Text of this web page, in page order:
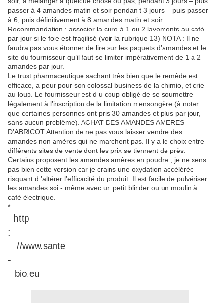
passer à 4 amandes matin et soir pendan t 3 jours – puis passer
à 6, puis définitivement à 8 amandes matin et soir .
Recommandation : associer la cure à 1 ou 2 lavements au café
par jour si le foie est fragilisé (voir la rubrique 13) NOTA : Il ne
faudra pas vous étonner de lire sur les paquets d’amandes et le
site du fournisseur qu’il faut se limiter impérativement de 1 à 2
amandes par jour.
Le trust pharmaceutique sachant très bien que le remède est
efficace, a peur pour son colossal business de la chimio, et crie
au loup. Le fournisseur est d u coup obligé de se soumettre
légalement à l’inscription de la limitation mensongère (à noter
que certaines personnes ont pris 30 amandes et plus par jour,
sans aucun problème). ACHAT DES AMANDES AMERES
D’ABRICOT Attention de ne pas vous laisser vendre des
amandes non amères qui ne marchent pas. Il y a le choix entre
différents sites de vente dont les prix se tiennent de près.
Certains proposent les amandes amères en poudre ; je ne sens
pas bien cette version car je crains une oxydation accélérée
risquant d ’altérer l’efficacité du produit. Il est facile de pulvériser
les amandes soi - même avec un petit blinder ou un moulin à
café électrique.
*
http
:
//www.sante
-
bio.eu